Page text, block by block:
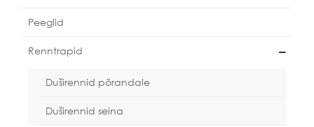
Peeglid
Renntrapid
Duširennid põrandale
Duširennid seina